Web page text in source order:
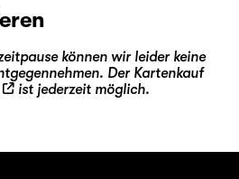
können wir leider keine
Der Kartenkauf
ist jederzeit möglich.